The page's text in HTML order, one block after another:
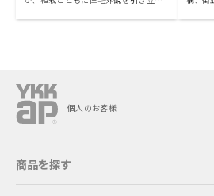
個人のお客様
商品を探す